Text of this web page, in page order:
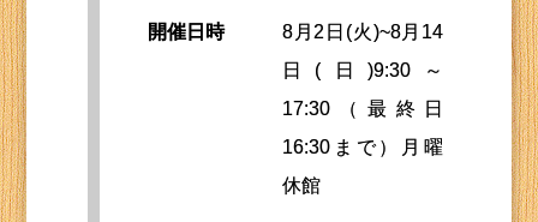
開催日時
8月2日(火)~8月14
日(日)9:30～
17:30（最終日
16:30まで）月曜
休館